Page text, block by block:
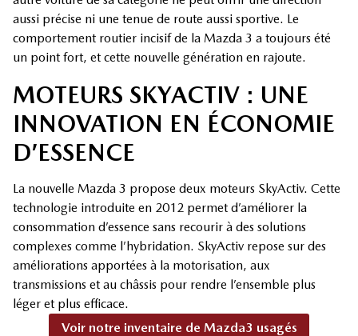
aussi précise ni une tenue de route aussi sportive. Le
comportement routier incisif de la Mazda 3 a toujours été
un point fort, et cette nouvelle génération en rajoute.
MOTEURS SKYACTIV : UNE
INNOVATION EN ÉCONOMIE
D’ESSENCE
La nouvelle Mazda 3 propose deux moteurs SkyActiv. Cette
technologie introduite en 2012 permet d’améliorer la
consommation d’essence sans recourir à des solutions
complexes comme l’hybridation. SkyActiv repose sur des
améliorations apportées à la motorisation, aux
transmissions et au châssis pour rendre l’ensemble plus
léger et plus efficace.
Voir notre inventaire de Mazda3 usagés